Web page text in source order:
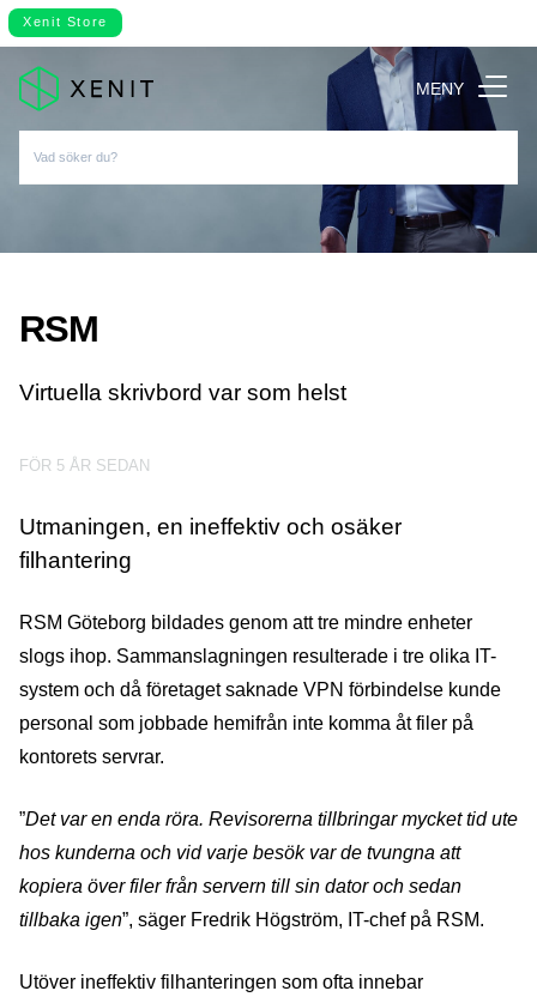
Xenit Store
MENY
RSM
Virtuella skrivbord var som helst
FÖR 5 ÅR SEDAN
Utmaningen, en ineffektiv och osäker
filhantering
RSM Göteborg bildades genom att tre mindre enheter
slogs ihop. Sammanslagningen resulterade i tre olika IT-
system och då företaget saknade VPN förbindelse kunde
personal som jobbade hemifrån inte komma åt filer på
kontorets servrar.
”Det var en enda röra. Revisorerna tillbringar mycket tid ute
hos kunderna och vid varje besök var de tvungna att
kopiera över filer från servern till sin dator och sedan
tillbaka igen”, säger Fredrik Högström, IT-chef på RSM.
Utöver ineffektiv filhanteringen som ofta innebar